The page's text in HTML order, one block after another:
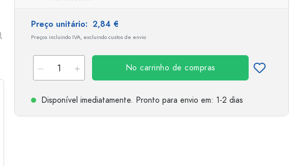
Preço unitário: 2,84 €
Preços incluindo IVA, excluindo custos de envio
No carrinho de compras
Disponível imediatamente. Pronto para envio em: 1-2 dias